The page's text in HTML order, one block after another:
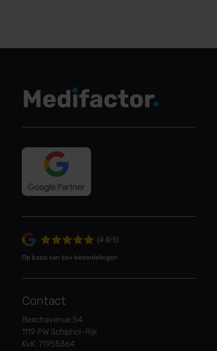
Op basis van 50+ beoordelingen
Contact
Beechavenue 54
1119 PW Schiphol-Rijk
KvK: 71955364